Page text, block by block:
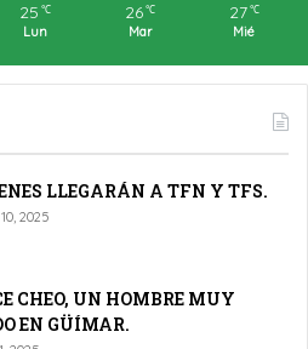
25 ℃
Lun
26 ℃
Mar
27 ℃
Mié
LLEGARÁN A TFN Y TFS.
2025
CHEO, UN HOMBRE MUY
EN GÜÍMAR.